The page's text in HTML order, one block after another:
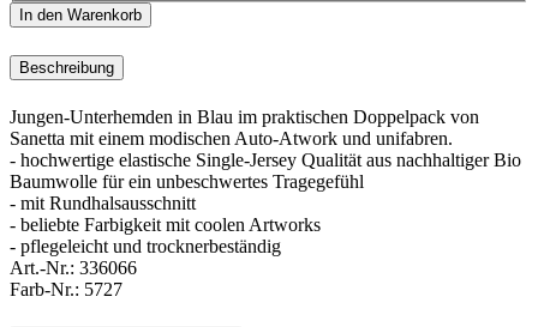
In den Warenkorb
Beschreibung
Jungen-Unterhemden in Blau im praktischen Doppelpack von
Sanetta mit einem modischen Auto-Atwork und unifabren.
- hochwertige elastische Single-Jersey Qualität aus nachhaltiger Bio
Baumwolle für ein unbeschwertes Tragegefühl
- mit Rundhalsausschnitt
- beliebte Farbigkeit mit coolen Artworks
- pflegeleicht und trocknerbeständig
Art.-Nr.: 336066
Farb-Nr.: 5727